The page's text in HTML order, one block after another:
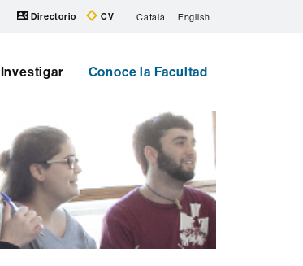
Directorio CV Català English
Investigar Conoce la Facultad